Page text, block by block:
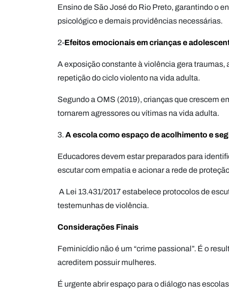
Ensino de São José do Rio Preto, garantindo o
psicológico e demais providências necessárias.
2-Efeitos emocionais em crianças e
A exposição constante à violência gera
repetição do ciclo violento na vida adulta.
Segundo a OMS (2019), crianças que crescem
tornarem agressores ou vítimas na vida adulta.
3. A escola como espaço de acolhimento e
Educadores devem estar preparados para
escutar com empatia e acionar a rede de
A Lei 13.431/2017 estabelece protocolos de
testemunhas de violência.
Considerações Finais
Feminicídio não é um “crime passional”. É o
acreditem possuir mulheres.
É urgente abrir espaço para o diálogo nas